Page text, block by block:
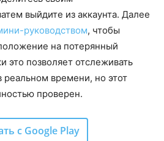
выйдите из аккаунта. Далее
руководством, чтобы
на потерянный
это позволяет отслеживать
времени, но этот
проверен.
с Google Play